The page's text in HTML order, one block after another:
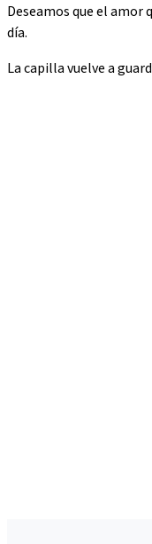
Deseamos que el amor
día.
La capilla vuelve a